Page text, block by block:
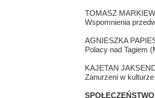
TOMASZ
Wspomnienia
AGNIESZKA
Polacy nad Tagiem
KAJETAN
Zanurzeni w